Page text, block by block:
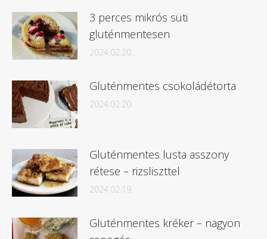
3 perces mikrós süti
gluténmentesen
2024.02.20.
Gluténmentes csokoládétorta
2024.02.20.
Gluténmentes lusta asszony
rétese – rizsliszttel
2024.02.19.
Gluténmentes kréker – nagyon